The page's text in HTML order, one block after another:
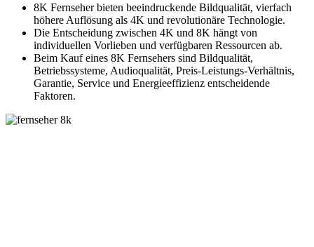
8K Fernseher bieten beeindruckende Bildqualität, vierfach
höhere Auflösung als 4K und revolutionäre Technologie.
Die Entscheidung zwischen 4K und 8K hängt von
individuellen Vorlieben und verfügbaren Ressourcen ab.
Beim Kauf eines 8K Fernsehers sind Bildqualität,
Betriebssysteme, Audioqualität, Preis-Leistungs-Verhältnis,
Garantie, Service und Energieeffizienz entscheidende
Faktoren.